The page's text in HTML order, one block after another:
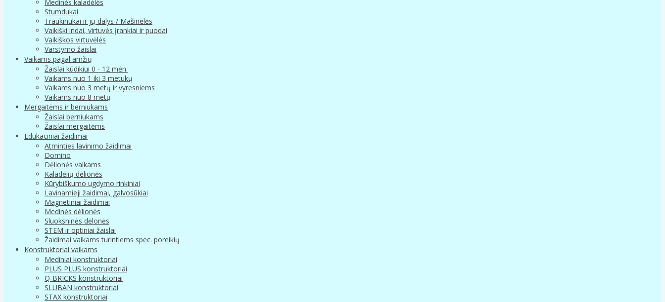
Medinės kaladėlės
Stumdukai
Traukinukai ir jų dalys / Mašinėlės
Vaikiški indai, virtuvės įrankiai ir puodai
Vaikiškos virtuvėlės
Varstymo žaislai
Vaikams pagal amžių
Žaislai kūdikiui 0 - 12 mėn.
Vaikams nuo 1 iki 3 metukų
Vaikams nuo 3 metų ir vyresniems
Vaikams nuo 8 metų
Mergaitėms ir berniukams
Žaislai berniukams
Žaislai mergaitėms
Edukaciniai žaidimai
Atminties lavinimo žaidimai
Domino
Dėlionės vaikams
Kaladėlių dėlionės
Kūrybiškumo ugdymo rinkiniai
Lavinamieji žaidimai, galvosūkiai
Magnetiniai žaidimai
Medinės dėlionės
Sluoksninės dėlonės
STEM ir optiniai žaislai
Žaidimai vaikams turintiems spec. poreikių
Konstruktoriai vaikams
Mediniai konstruktoriai
PLUS PLUS konstruktoriai
Q-BRICKS konstruktoriai
SLUBAN konstruktoriai
STAX konstruktoriai